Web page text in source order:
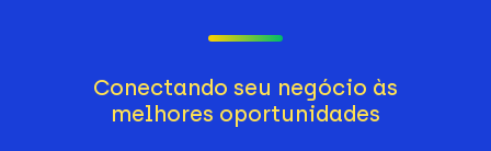
Conectando seu negócio às
melhores oportunidades